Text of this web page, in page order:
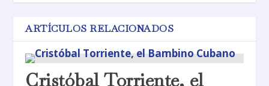
ARTÍCULOS RELACIONADOS
Cristóbal Torriente, el